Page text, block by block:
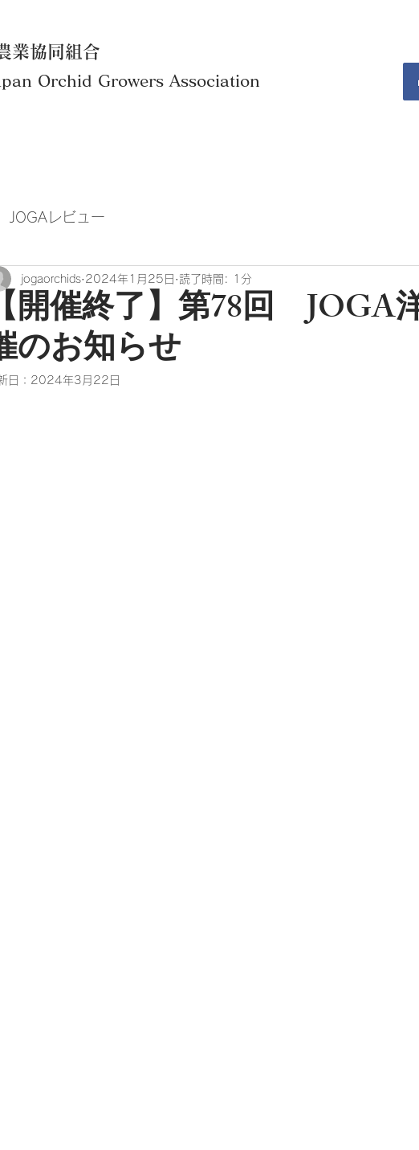
業協同組合
Orchid Growers Association
JOGAレビュー
【開催終了】第78回 JOGA
のお知らせ
jogaorchids 2024年1月25日 読了時間: 1分
日： 2024年3月22日